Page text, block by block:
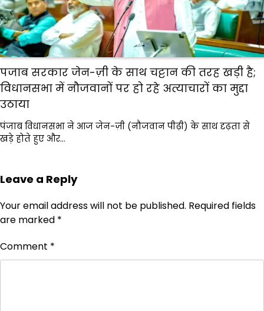
पजाब सरकार जेन-ज़ी के साथ चट्टान की तरह खड़ी है;
विधानसभा में नौजवानों पर हो रहे अत्याचारों का मुद्दा
उठाया
पंजाब विधानसभा ने आज जेन-ज़ी (नौजवान पीढ़ी) के साथ दृढ़ता से
खड़े होते हुए और…
Leave a Reply
Your email address will not be published. Required fields
are marked *
Comment *